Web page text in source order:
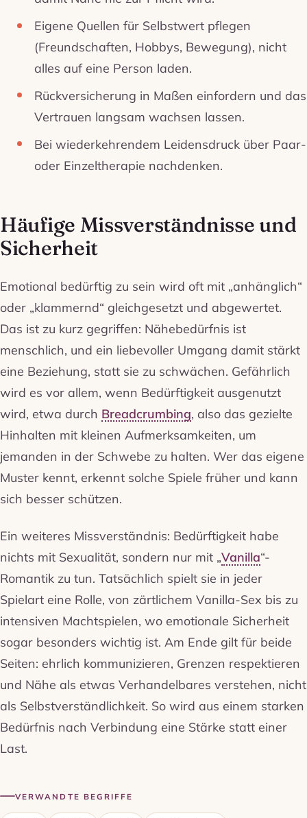
Eigene Quellen für Selbstwert pflegen
(Freundschaften, Hobbys, Bewegung), nicht
alles auf eine Person laden.
Rückversicherung in Maßen einfordern und das
Vertrauen langsam wachsen lassen.
Bei wiederkehrendem Leidensdruck über Paar-
oder Einzeltherapie nachdenken.
Häufige Missverständnisse und
Sicherheit
Emotional bedürftig zu sein wird oft mit „anhänglich“
oder „klammernd“ gleichgesetzt und abgewertet.
Das ist zu kurz gegriffen: Nähebedürfnis ist
menschlich, und ein liebevoller Umgang damit stärkt
eine Beziehung, statt sie zu schwächen. Gefährlich
wird es vor allem, wenn Bedürftigkeit ausgenutzt
wird, etwa durch Breadcrumbing, also das gezielte
Hinhalten mit kleinen Aufmerksamkeiten, um
jemanden in der Schwebe zu halten. Wer das eigene
Muster kennt, erkennt solche Spiele früher und kann
sich besser schützen.
Ein weiteres Missverständnis: Bedürftigkeit habe
nichts mit Sexualität, sondern nur mit „Vanilla“-
Romantik zu tun. Tatsächlich spielt sie in jeder
Spielart eine Rolle, von zärtlichem Vanilla-Sex bis zu
intensiven Machtspielen, wo emotionale Sicherheit
sogar besonders wichtig ist. Am Ende gilt für beide
Seiten: ehrlich kommunizieren, Grenzen respektieren
und Nähe als etwas Verhandelbares verstehen, nicht
als Selbstverständlichkeit. So wird aus einem starken
Bedürfnis nach Verbindung eine Stärke statt einer
Last.
VERWANDTE BEGRIFFE